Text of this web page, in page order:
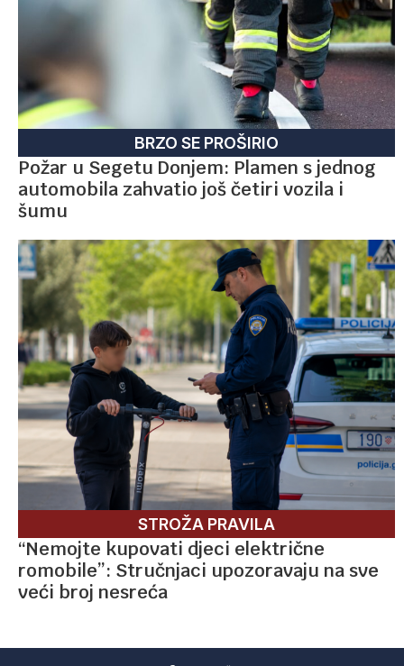
BRZO SE PROŠIRIO
Požar u Segetu Donjem: Plamen s jednog
automobila zahvatio još četiri vozila i
šumu
STROŽA PRAVILA
“Nemojte kupovati djeci električne
romobile”: Stručnjaci upozoravaju na sve
veći broj nesreća